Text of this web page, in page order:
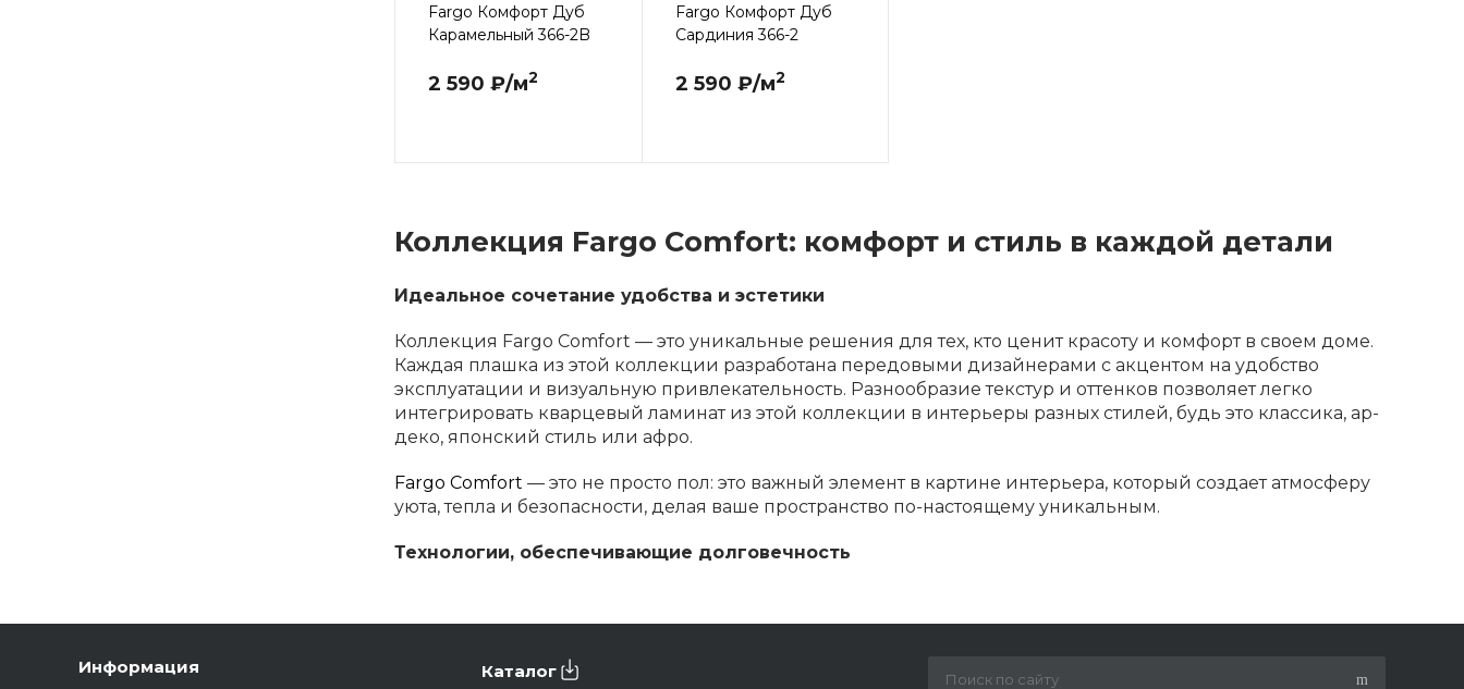
Fargo Комфорт Дуб
Карамельный 366-2B
2 590 ₽/м2
Fargo Комфорт Дуб
Сардиния 366-2
2 590 ₽/м2
Коллекция Fargo Comfort: комфорт и стиль в каждой детали
Идеальное сочетание удобства и эстетики
Коллекция Fargo Comfort — это уникальные решения для тех, кто ценит красоту и комфорт в своем доме.
Каждая плашка из этой коллекции разработана передовыми дизайнерами с акцентом на удобство
эксплуатации и визуальную привлекательность. Разнообразие текстур и оттенков позволяет легко
интегрировать кварцевый ламинат из этой коллекции в интерьеры разных стилей, будь это классика, ар-
деко, японский стиль или афро.
Fargo Comfort — это не просто пол: это важный элемент в картине интерьера, который создает атмосферу
уюта, тепла и безопасности, делая ваше пространство по-настоящему уникальным.
Технологии, обеспечивающие долговечность
системы производства, где плашки проходят проверку после каждого этапа. Так достигается их
Информация Каталог